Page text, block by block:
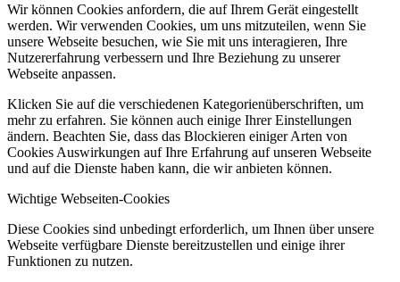
Wir können Cookies anfordern, die auf Ihrem Gerät eingestellt
werden. Wir verwenden Cookies, um uns mitzuteilen, wenn Sie
unsere Webseite besuchen, wie Sie mit uns interagieren, Ihre
Nutzererfahrung verbessern und Ihre Beziehung zu unserer
Webseite anpassen.
Klicken Sie auf die verschiedenen Kategorienüberschriften, um
mehr zu erfahren. Sie können auch einige Ihrer Einstellungen
ändern. Beachten Sie, dass das Blockieren einiger Arten von
Cookies Auswirkungen auf Ihre Erfahrung auf unseren Webseite
und auf die Dienste haben kann, die wir anbieten können.
Wichtige Webseiten-Cookies
Diese Cookies sind unbedingt erforderlich, um Ihnen über unsere
Webseite verfügbare Dienste bereitzustellen und einige ihrer
Funktionen zu nutzen.